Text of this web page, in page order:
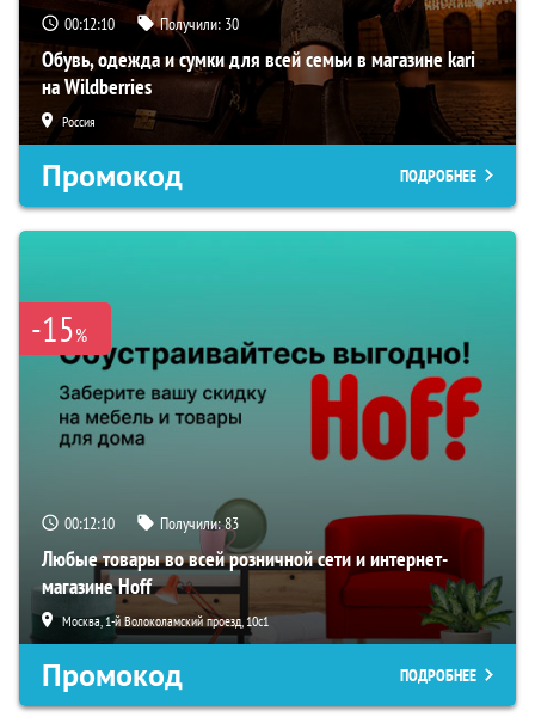
00:12:09 Получили: 30
Обувь, одежда и сумки для всей семьи в магазине kari
на Wildberries
Россия
Промокод ПОДРОБНЕЕ
-15%
00:12:09 Получили:83
Любые товары во всей розничной сети и интернет-
магазине Hoff
Москва, 1-й Волоколамский проезд, 10с1
Промокод ПОДРОБНЕЕ